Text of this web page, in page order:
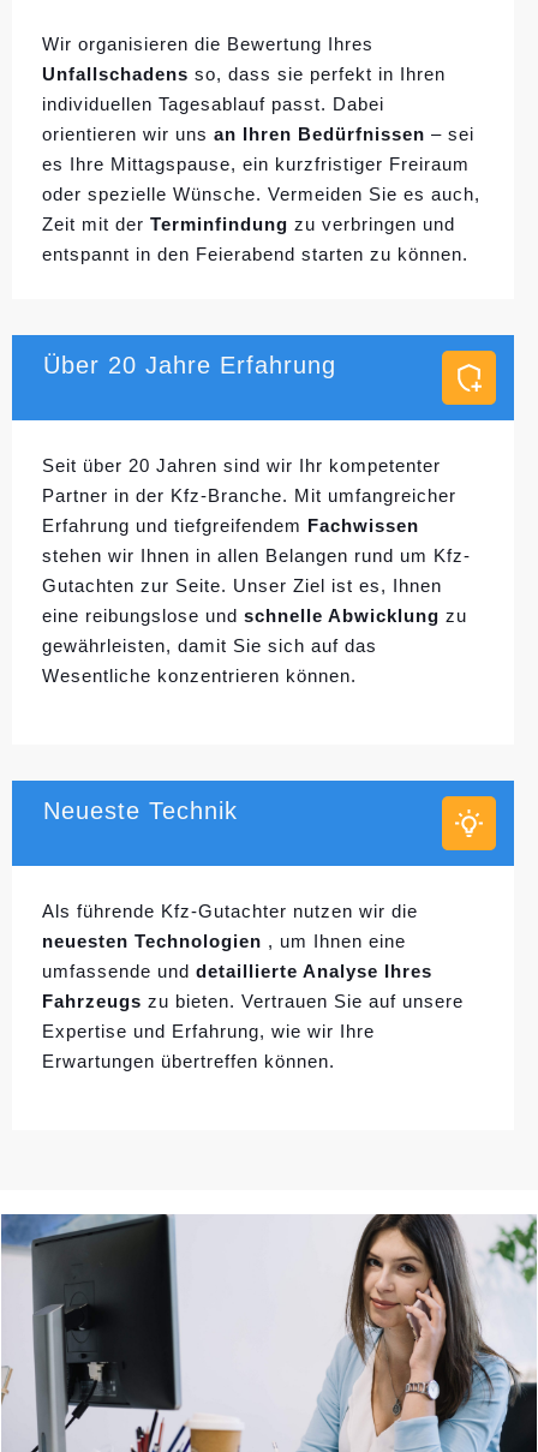
Wir organisieren die Bewertung Ihres
Unfallschadens so, dass sie perfekt in Ihren
individuellen Tagesablauf passt. Dabei
orientieren wir uns an Ihren Bedürfnissen – sei
es Ihre Mittagspause, ein kurzfristiger Freiraum
oder spezielle Wünsche. Vermeiden Sie es auch,
Zeit mit der Terminfindung zu verbringen und
entspannt in den Feierabend starten zu können.
Über 20 Jahre Erfahrung
Seit über 20 Jahren sind wir Ihr kompetenter
Partner in der Kfz-Branche. Mit umfangreicher
Erfahrung und tiefgreifendem Fachwissen
stehen wir Ihnen in allen Belangen rund um Kfz-
Gutachten zur Seite. Unser Ziel ist es, Ihnen
eine reibungslose und schnelle Abwicklung zu
gewährleisten, damit Sie sich auf das
Wesentliche konzentrieren können.
Neueste Technik
Als führende Kfz-Gutachter nutzen wir die
neuesten Technologien , um Ihnen eine
umfassende und detaillierte Analyse Ihres
Fahrzeugs zu bieten. Vertrauen Sie auf unsere
Expertise und Erfahrung, wie wir Ihre
Erwartungen übertreffen können.